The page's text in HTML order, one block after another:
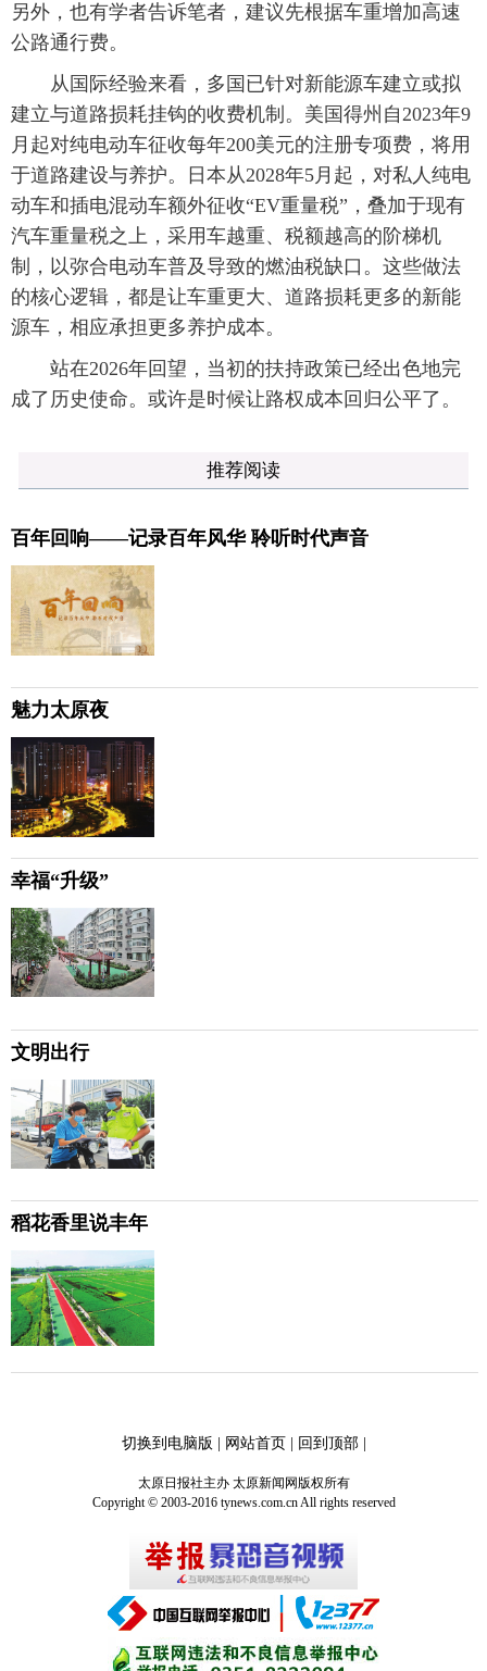
另外，也有学者告诉笔者，建议先根据车重增加高速
公路通行费。
从国际经验来看，多国已针对新能源车建立或拟
建立与道路损耗挂钩的收费机制。美国得州自2023年9
月起对纯电动车征收每年200美元的注册专项费，将用
于道路建设与养护。日本从2028年5月起，对私人纯电
动车和插电混动车额外征收“EV重量税”，叠加于现有
汽车重量税之上，采用车越重、税额越高的阶梯机
制，以弥合电动车普及导致的燃油税缺口。这些做法
的核心逻辑，都是让车重更大、道路损耗更多的新能
源车，相应承担更多养护成本。
站在2026年回望，当初的扶持政策已经出色地完
成了历史使命。或许是时候让路权成本回归公平了。
推荐阅读
百年回响——记录百年风华 聆听时代声音
魅力太原夜
幸福“升级”
文明出行
稻花香里说丰年
切换到电脑版 | 网站首页| 回到顶部|
太原日报社主办 太原新闻网版权所有
Copyright © 2003-2016 tynews.com.cn All rights reserved